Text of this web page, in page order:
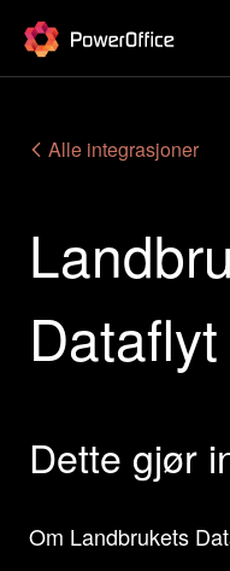
PowerOffice
Funksjoner
Priser
Våre
For
Om oss
Support
Alle integrasjoner
Dataflyt
Dette gjør
Om Landbrukets